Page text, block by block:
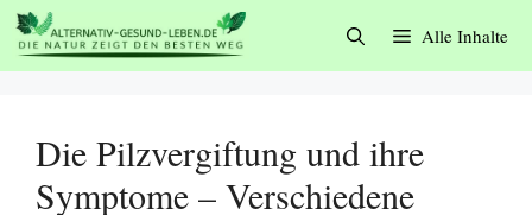
Zum
Inhalt
springen
Alle Inhalte
Die Pilzvergiftung und ihre
Symptome – Verschiedene